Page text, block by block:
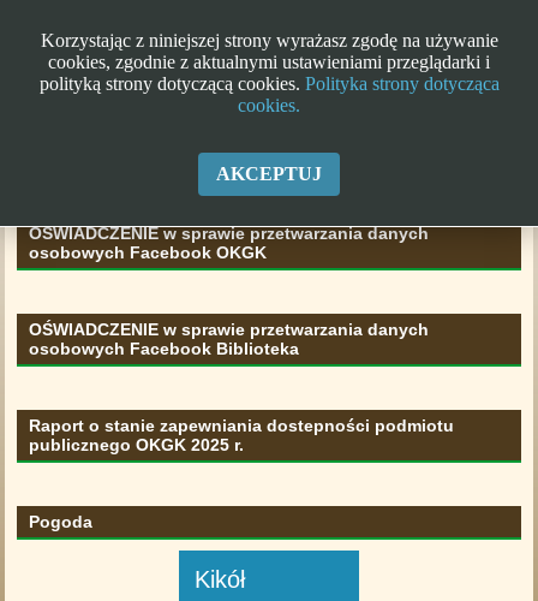
Klauzula informacyjna RODO
OŚWIADCZENIE w sprawie przetwarzania danych
osobowych Facebook OKGK
OŚWIADCZENIE w sprawie przetwarzania danych
osobowych Facebook Biblioteka
Raport o stanie zapewniania dostepności podmiotu
publicznego OKGK 2025 r.
Pogoda
Korzystając z niniejszej strony wyrażasz zgodę na używanie
cookies, zgodnie z aktualnymi ustawieniami przeglądarki i
polityką strony dotyczącą cookies. Polityka strony dotycząca
cookies.
AKCEPTUJ